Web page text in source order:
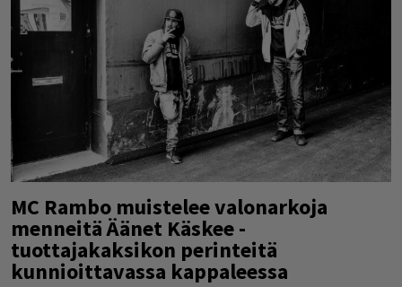
MC Rambo muistelee valonarkoja
menneitä Äänet Käskee -
tuottajakaksikon perinteitä
kunnioittavassa kappaleessa